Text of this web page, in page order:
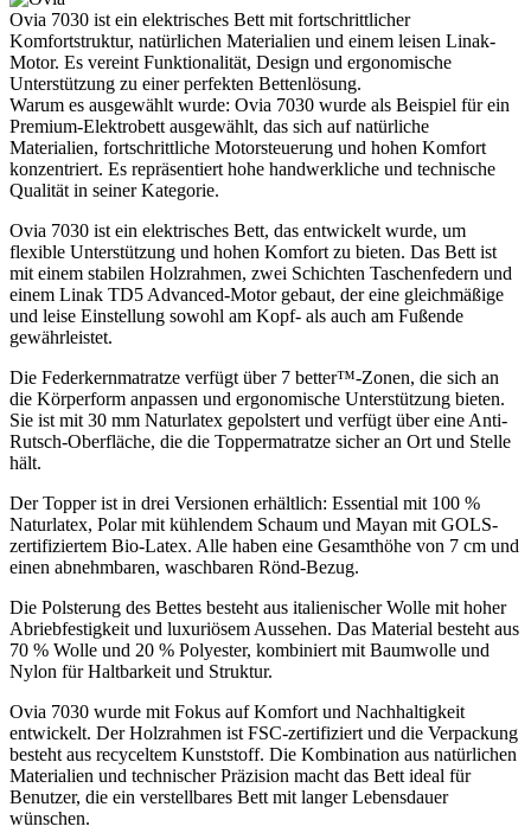
Ovia 7030 ist ein elektrisches Bett mit fortschrittlicher
Komfortstruktur, natürlichen Materialien und einem leisen Linak-
Motor. Es vereint Funktionalität, Design und ergonomische
Unterstützung zu einer perfekten Bettenlösung.
Warum es ausgewählt wurde: Ovia 7030 wurde als Beispiel für ein
Premium-Elektrobett ausgewählt, das sich auf natürliche
Materialien, fortschrittliche Motorsteuerung und hohen Komfort
konzentriert. Es repräsentiert hohe handwerkliche und technische
Qualität in seiner Kategorie.
Ovia 7030 ist ein elektrisches Bett, das entwickelt wurde, um
flexible Unterstützung und hohen Komfort zu bieten. Das Bett ist
mit einem stabilen Holzrahmen, zwei Schichten Taschenfedern und
einem Linak TD5 Advanced-Motor gebaut, der eine gleichmäßige
und leise Einstellung sowohl am Kopf- als auch am Fußende
gewährleistet.
Die Federkernmatratze verfügt über 7 better™-Zonen, die sich an
die Körperform anpassen und ergonomische Unterstützung bieten.
Sie ist mit 30 mm Naturlatex gepolstert und verfügt über eine Anti-
Rutsch-Oberfläche, die die Toppermatratze sicher an Ort und Stelle
hält.
Der Topper ist in drei Versionen erhältlich: Essential mit 100 %
Naturlatex, Polar mit kühlendem Schaum und Mayan mit GOLS-
zertifiziertem Bio-Latex. Alle haben eine Gesamthöhe von 7 cm und
einen abnehmbaren, waschbaren Rönd-Bezug.
Die Polsterung des Bettes besteht aus italienischer Wolle mit hoher
Abriebfestigkeit und luxuriösem Aussehen. Das Material besteht aus
70 % Wolle und 20 % Polyester, kombiniert mit Baumwolle und
Nylon für Haltbarkeit und Struktur.
Ovia 7030 wurde mit Fokus auf Komfort und Nachhaltigkeit
entwickelt. Der Holzrahmen ist FSC-zertifiziert und die Verpackung
besteht aus recyceltem Kunststoff. Die Kombination aus natürlichen
Materialien und technischer Präzision macht das Bett ideal für
Benutzer, die ein verstellbares Bett mit langer Lebensdauer
wünschen.